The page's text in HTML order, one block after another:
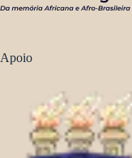
Apoio